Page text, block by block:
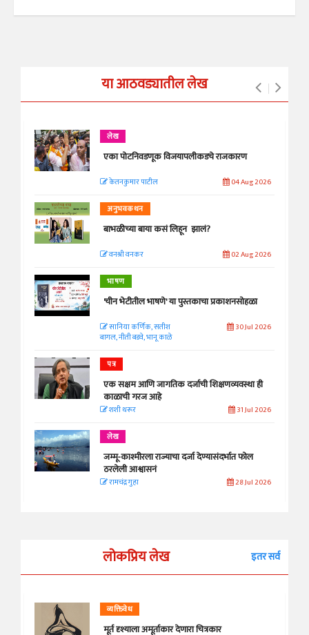
या आठवड्यातील लेख
लेख
एका पोटनिवडणूक विजयापलीकडचे राजकारण
केतनकुमार पाटील 04 Aug 2026
अनुभवकथन
बाभळीच्या बाया कसं लिहून झालं?
वनश्री वनकर 02 Aug 2026
भाषण
'चीन भेटीतील भाषणे' या पुस्तकाचा प्रकाशनसोहळा
सानिया कर्णिक, सतीश
बागल, नीती बडवे, भानू काळे
30 Jul 2026
पत्र
एक सक्षम आणि जागतिक दर्जाची शिक्षणव्यवस्था ही
काळाची गरज आहे
शशी थरूर 31 Jul 2026
लेख
जम्मू-काश्मीरला राज्याचा दर्जा देण्यासंदर्भात फोल
ठरलेली आश्वासनं
रामचंद्र गुहा 28 Jul 2026
लोकप्रिय लेख इतर सर्व
व्यक्तिवेध
मूर्त दृश्याला अमूर्ताकार देणारा चित्रकार